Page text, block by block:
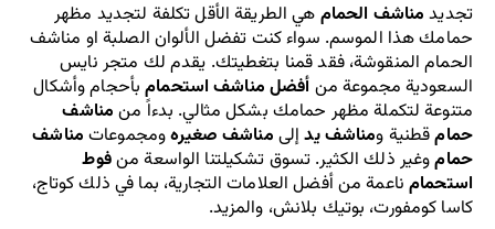
تجديد مناشف الحمام
هي الطريقة الأقل تكلفة لتجديد مظهر
حمامك هذا الموسم. سواء كنت تفضل الألوان الصلبة او مناشف
الحمام المنقوشة، فقد قمنا بتغطيتك. يقدم لك متجر نايس
السعودية مجموعة من أفضل مناشف استحمام
بأحجام وأشكال
متنوعة لتكملة مظهر حمامك بشكل مثالي. بدءاً من
مناشف
حمام قطنية ومناشف يد إلى مناشف صغيره ومجموعات
مناشف
حمام وغير ذلك الكثير. تسوق تشكيلتنا الواسعة من
فوط
استحمام
ناعمة من أفضل العلامات التجارية، بما في ذلك كوتاج،
كاسا كومفورت، بوتيك بلانش، والمزيد.